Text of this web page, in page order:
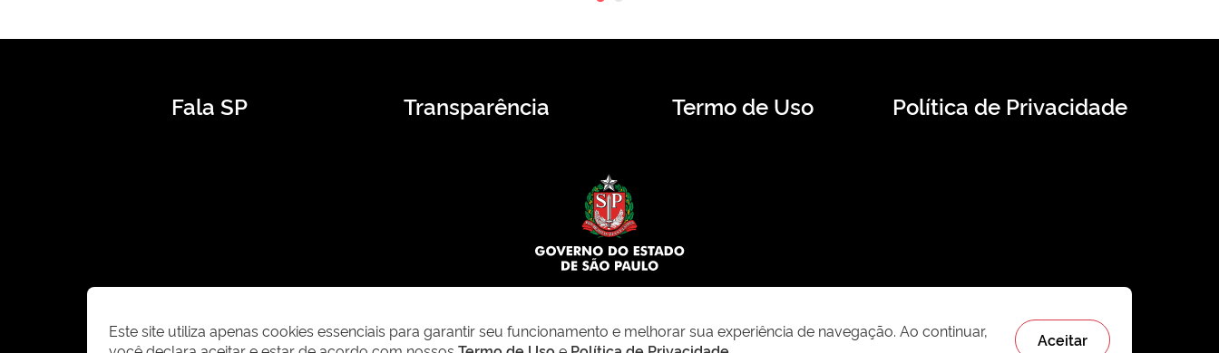
Fala SP Transparência Termo de Uso Política de Privacidade
© 2026 CMS.SP.GOV.BR. Todos os direitos reservados.
Este site utiliza apenas cookies essenciais para garantir seu funcionamento e melhorar sua experiência de navegação. Ao continuar,
Aceitar